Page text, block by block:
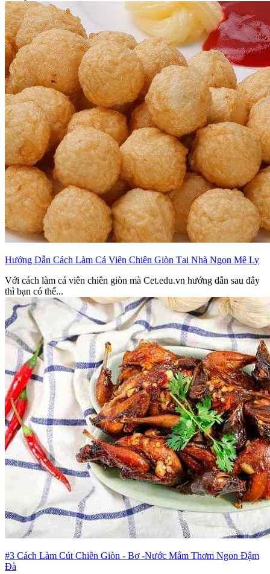
Hướng Dẫn Cách Làm Cá Viên Chiên Giòn Tại Nhà Ngon Mê Ly
Với cách làm cá viên chiên giòn mà Cet.edu.vn hướng dẫn sau đây
thì bạn có thể...
#3 Cách Làm Cút Chiên Giòn - Bơ -Nước Mắm Thơm Ngon Đậm
Đà